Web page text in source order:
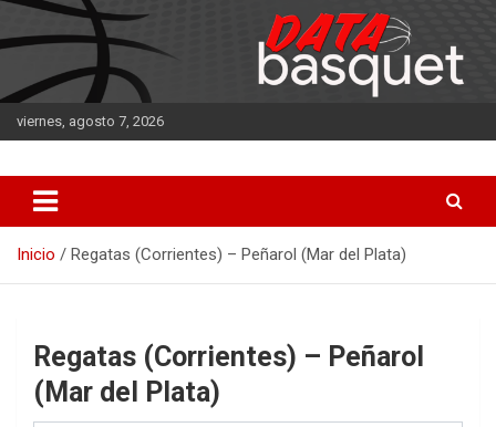
Saltar
al
contenido
viernes, agosto 7, 2026
DATA Basquet
Inicio Regatas (Corrientes) – Peñarol (Mar del Plata)
Regatas (Corrientes) – Peñarol
(Mar del Plata)